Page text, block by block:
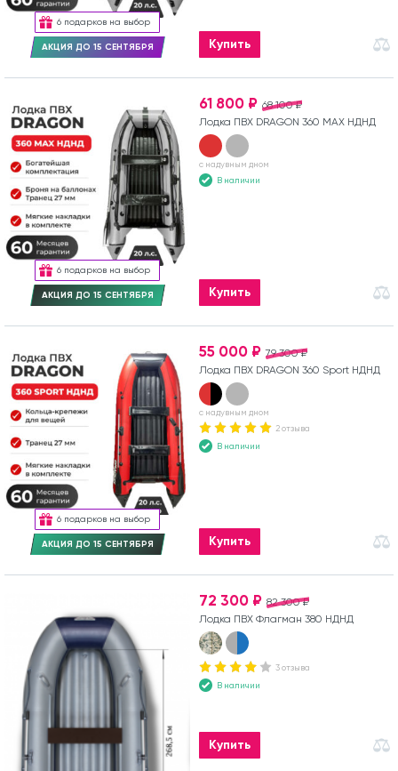
6 подарков на выбор
АКЦИЯ ДО 15 СЕНТЯБРЯ Купить
6 подарков на выбор
АКЦИЯ ДО 15 СЕНТЯБРЯ
68 100 ₽
61 800 ₽
Лодка ПВХ DRAGON 360 MAX НДНД
с надувным дном
В наличии
Купить
6 подарков на выбор
АКЦИЯ ДО 15 СЕНТЯБРЯ
79 300 ₽
55 000 ₽
Лодка ПВХ DRAGON 360 Sport НДНД
с надувным дном
2 отзыва
В наличии
Купить
82 300 ₽
72 300 ₽
Лодка ПВХ Флагман 380 НДНД
3 отзыва
В наличии
Купить